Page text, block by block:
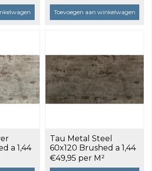
Toevoegen aan winkelwagen
a 1,44
Tau Metal Steel
60x120 Brushed a 1,44
m²
€49,95 per M²